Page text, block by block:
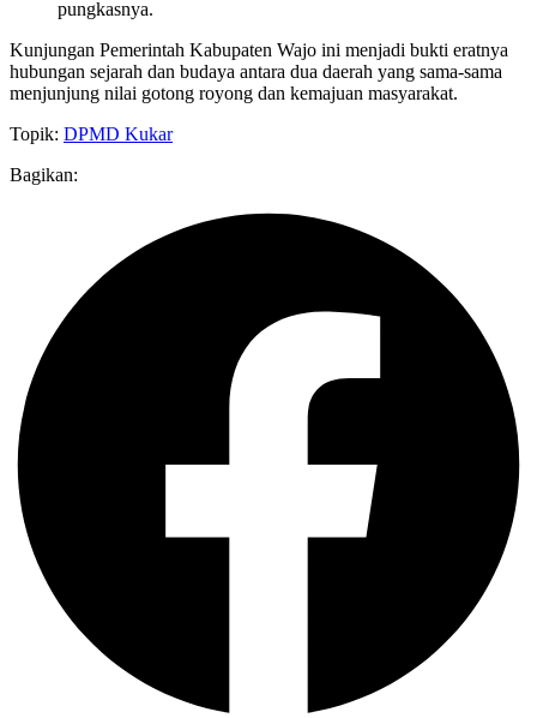
pungkasnya.
Kunjungan Pemerintah Kabupaten Wajo ini menjadi bukti eratnya
hubungan sejarah dan budaya antara dua daerah yang sama-sama
menjunjung nilai gotong royong dan kemajuan masyarakat.
Topik: DPMD Kukar
Bagikan: